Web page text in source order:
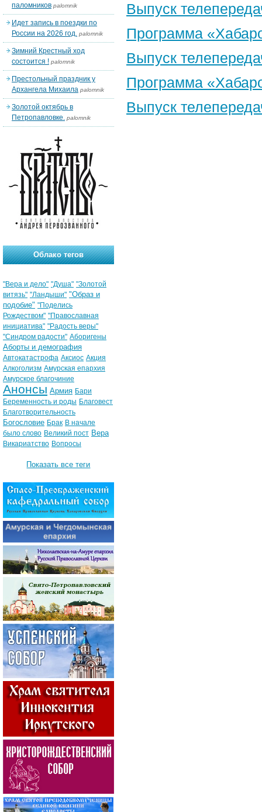
Выпуск
Программа
Выпуск
Программа
Выпуск
паломников palomnik
Идет запись в поездки по
России на 2026 год. palomnik
Зимний Крестный ход
состоится ! palomnik
Престольный праздник у
Архангела Михаила palomnik
Золотой октябрь в
Петропавловке. palomnik
Облако тегов
"Вера и дело" "Душа" "Золотой
витязь" "Ландыши" "Образ и
подобие" "Поделись
Рождеством" "Православная
инициатива" "Радость веры"
"Синдром радости" Аборигены
Аборты и демография
Автокатастрофа Аксиос Акция
Алкоголизм Амурская епархия
Амурское благочиние
Анонсы Армия Бари
Беременность и роды Благовест
Благотворительность
Богословие Брак В начале
было слово Великий пост Вера
Викариатство Вопросы
Показать все теги